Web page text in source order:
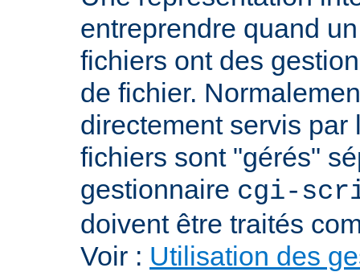
entreprendre quand
fichiers ont des
de fichier.
directement servis par
fichiers sont "gérés"
gestionnaire cgi-
doivent être traités
Voir : Utilisation des